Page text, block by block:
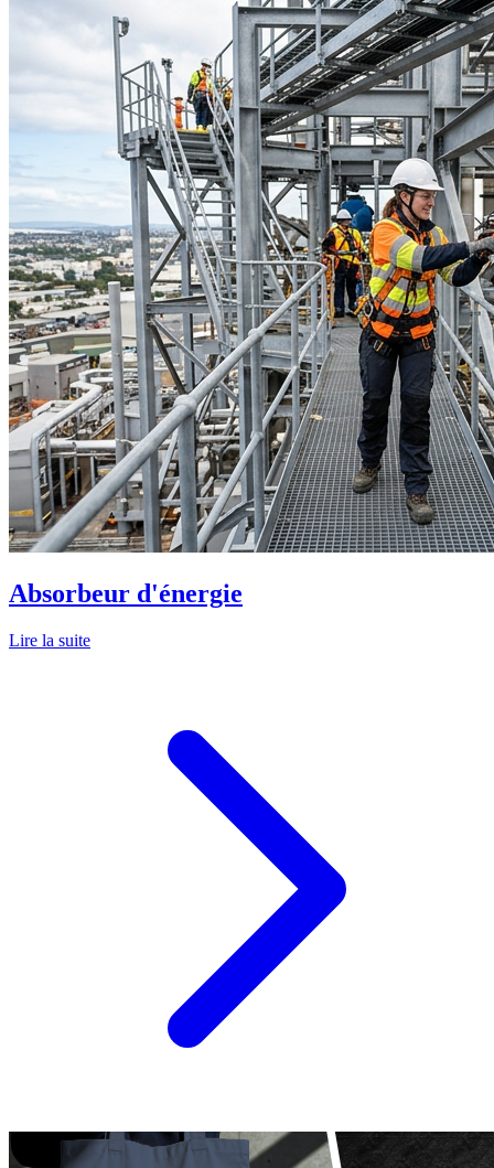
Absorbeur d'énergie
Lire la suite